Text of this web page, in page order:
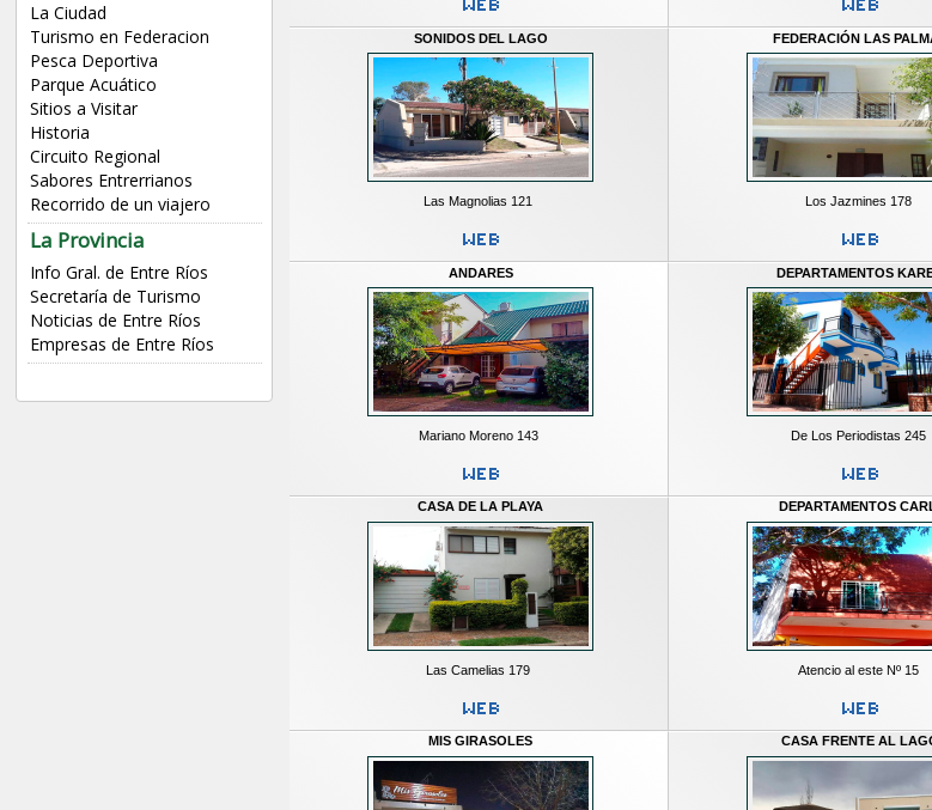
La Ciudad
Turismo en Federacion
Pesca Deportiva
Parque Acuático
Sitios a Visitar
Historia
Circuito Regional
Sabores Entrerrianos
Recorrido de un viajero
La Provincia
Info Gral. de Entre Ríos
Secretaría de Turismo
Noticias de Entre Ríos
Empresas de Entre Ríos
SONIDOS DEL LAGO
Las Magnolias 121
FEDERACIÓN LAS
Los Jazmines 178
ANDARES
Mariano Moreno 143
DEPARTAMENTOS
De Los Periodistas 245
CASA DE LA PLAYA
Las Camelias 179
DEPARTAMENTOS
Atencio al este Nº 15
MIS GIRASOLES CASA FRENTE AL